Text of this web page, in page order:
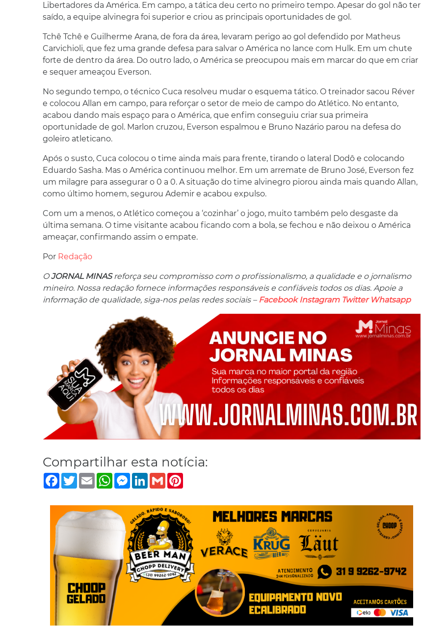
Libertadores da América. Em campo, a tática deu certo no primeiro tempo. Apesar do gol não ter
saído, a equipe alvinegra foi superior e criou as principais oportunidades de gol.
Tchê Tchê e Guilherme Arana, de fora da área, levaram perigo ao gol defendido por Matheus
Carvichioli, que fez uma grande defesa para salvar o América no lance com Hulk. Em um chute
forte de dentro da área. Do outro lado, o América se preocupou mais em marcar do que em criar
e sequer ameaçou Everson.
No segundo tempo, o técnico Cuca resolveu mudar o esquema tático. O treinador sacou Réver
e colocou Allan em campo, para reforçar o setor de meio de campo do Atlético. No entanto,
acabou dando mais espaço para o América, que enfim conseguiu criar sua primeira
oportunidade de gol. Marlon cruzou, Everson espalmou e Bruno Nazário parou na defesa do
goleiro atleticano.
Após o susto, Cuca colocou o time ainda mais para frente, tirando o lateral Dodô e colocando
Eduardo Sasha. Mas o América continuou melhor. Em um arremate de Bruno José, Everson fez
um milagre para assegurar o 0 a 0. A situação do time alvinegro piorou ainda mais quando Allan,
como último homem, segurou Ademir e acabou expulso.
Com um a menos, o Atlético começou a ‘cozinhar’ o jogo, muito também pelo desgaste da
última semana. O time visitante acabou ficando com a bola, se fechou e não deixou o América
ameaçar, confirmando assim o empate.
Por Redação
OJORNAL MINASreforça seu compromisso com o profissionalismo, a qualidade e o jornalismo
mineiro. Nossa redação fornece informações responsáveis ​​e confiáveis ​​todos os dias. Apoie a
informação de qualidade, siga-nos pelas redes sociais – Facebook Instagram Twitter Whatsapp
Compartilhar esta notícia:
Facebook
TwitterEmailWhatsApp
Messenger
LinkedIn
Gmail